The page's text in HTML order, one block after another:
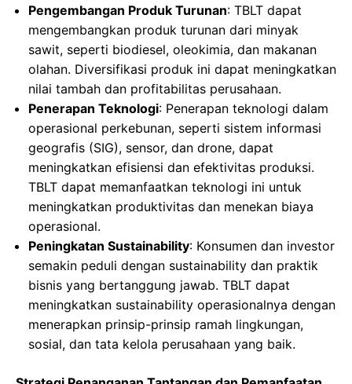
Pengembangan Produk Turunan: TBLT dapat
mengembangkan produk turunan dari minyak
sawit, seperti biodiesel, oleokimia, dan makanan
olahan. Diversifikasi produk ini dapat meningkatkan
nilai tambah dan profitabilitas perusahaan.
Penerapan Teknologi: Penerapan teknologi dalam
operasional perkebunan, seperti sistem informasi
geografis (SIG), sensor, dan drone, dapat
meningkatkan efisiensi dan efektivitas produksi.
TBLT dapat memanfaatkan teknologi ini untuk
meningkatkan produktivitas dan menekan biaya
operasional.
Peningkatan Sustainability: Konsumen dan investor
semakin peduli dengan sustainability dan praktik
bisnis yang bertanggung jawab. TBLT dapat
meningkatkan sustainability operasionalnya dengan
menerapkan prinsip-prinsip ramah lingkungan,
sosial, dan tata kelola perusahaan yang baik.